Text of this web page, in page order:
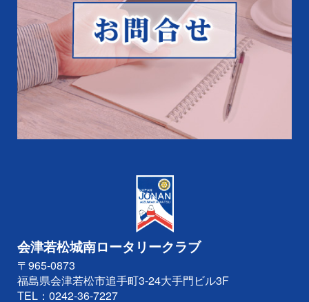
会津若松城南ロータリークラブ
〒965-0873
福島県会津若松市追手町3-24大手門ビル3F
TEL： 0242-36-7227